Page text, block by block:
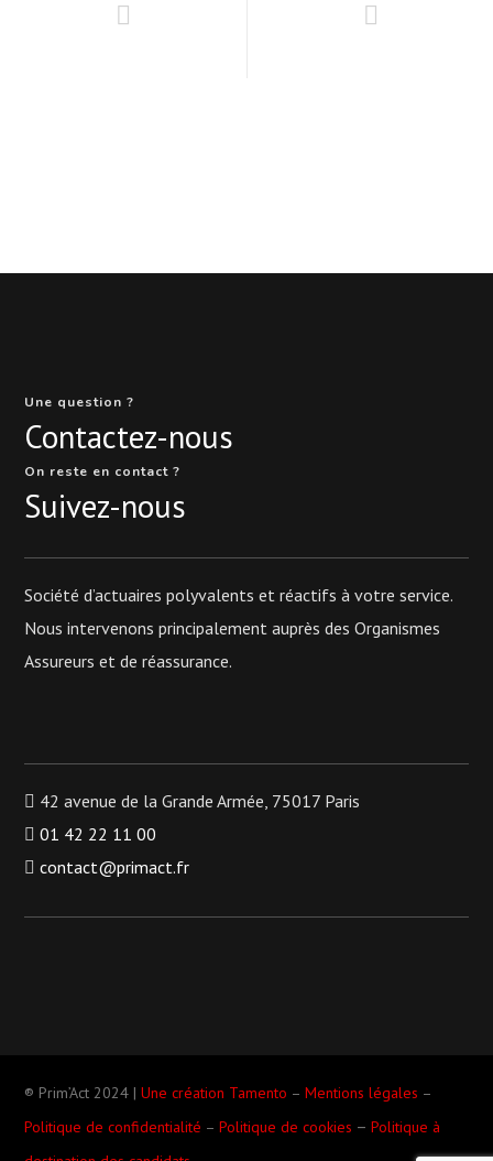
Une question ?
Contactez-nous
On reste en contact ?
Suivez-nous
Société d’actuaires polyvalents et réactifs à votre service.
Nous intervenons principalement auprès des Organismes
Assureurs et de réassurance.
42 avenue de la Grande Armée, 75017 Paris
01 42 22 11 00
contact@primact.fr
® Prim’Act 2024 |Une création Tamento –Mentions légales –
Politique de confidentialité –Politique de cookies –Politique à